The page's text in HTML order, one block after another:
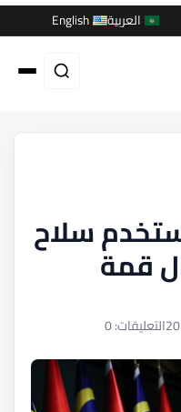
العربية English
سلاح
قمة
التعليقات: 0